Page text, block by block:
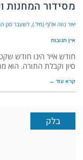
מסידור
יאיר נווה אלוף (מיל.), לשעבר סגן
אין תגובות
חודש אייר הינו חודש
סיון וקבלת התורה. הוא
קרא עוד ←
בלק